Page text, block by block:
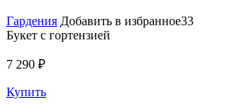
Гардения Добавить в избранное33
Букет с гортензией
7 290 ₽
Купить